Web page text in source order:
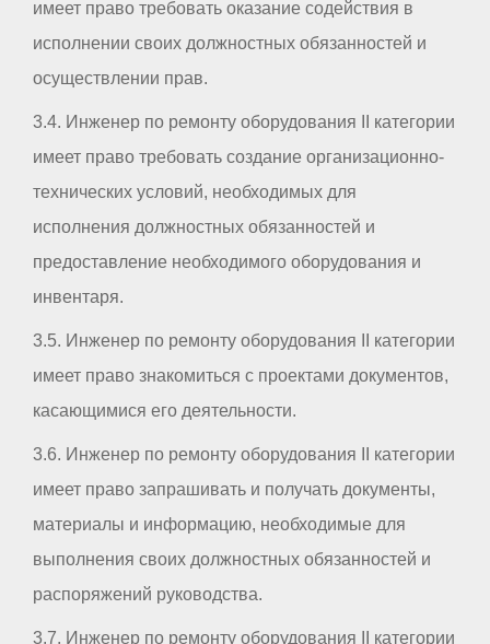
имеет право требовать оказание содействия в
исполнении своих должностных обязанностей и
осуществлении прав.
3.4. Инженер по ремонту оборудования II категории
имеет право требовать создание организационно-
технических условий, необходимых для
исполнения должностных обязанностей и
предоставление необходимого оборудования и
инвентаря.
3.5. Инженер по ремонту оборудования II категории
имеет право знакомиться с проектами документов,
касающимися его деятельности.
3.6. Инженер по ремонту оборудования II категории
имеет право запрашивать и получать документы,
материалы и информацию, необходимые для
выполнения своих должностных обязанностей и
распоряжений руководства.
3.7. Инженер по ремонту оборудования II категории